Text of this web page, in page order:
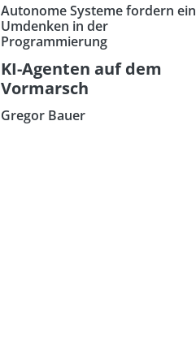
Autonome Systeme fordern ein
Umdenken in der
Programmierung
KI-Agenten auf dem
Vormarsch
Gregor Bauer